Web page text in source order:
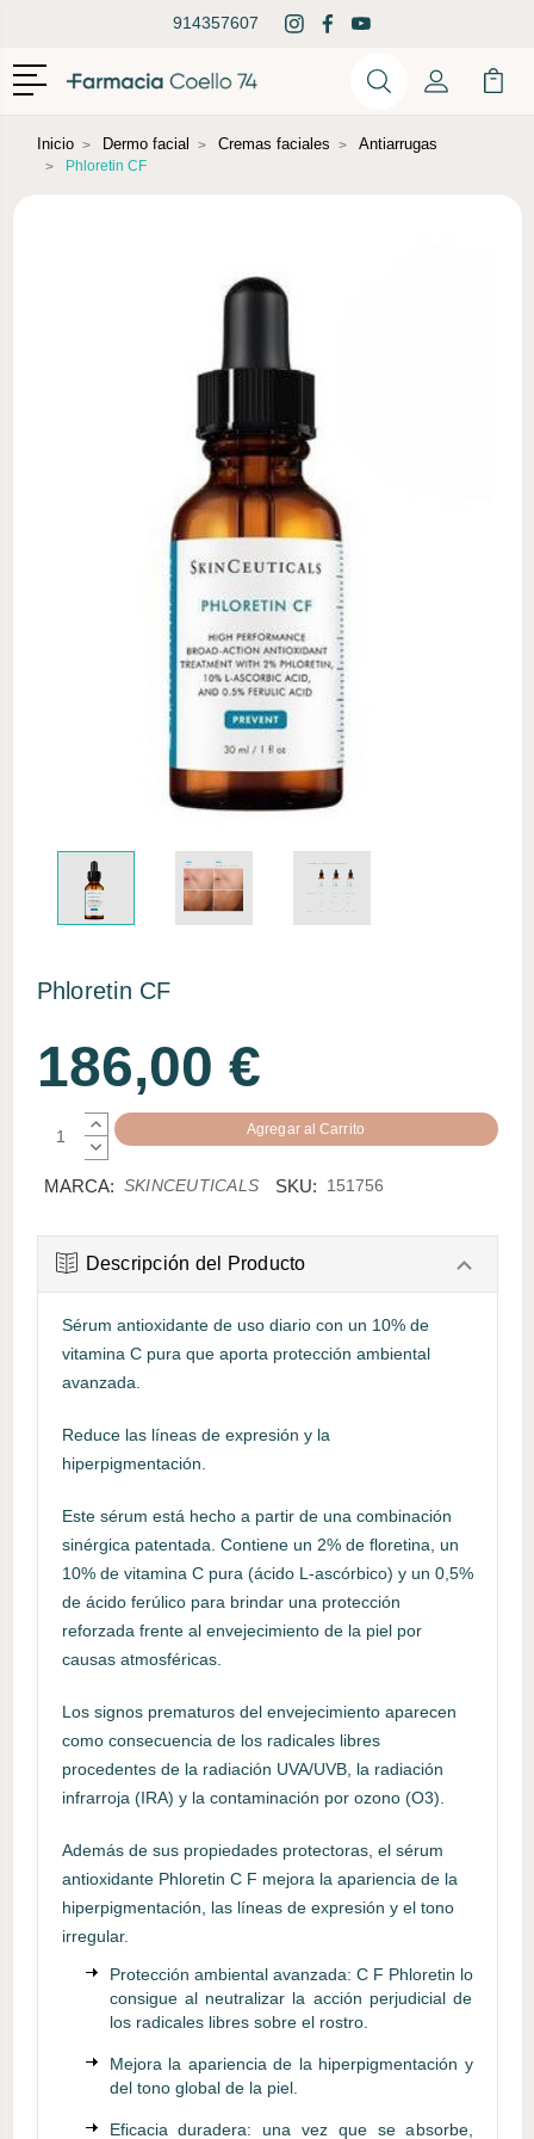
914357607
Menú
BuscarMi Cuenta
Mi
Inicio Dermo facial Cremas faciales Antiarrugas
Phloretin CF
Phloretin CF
186,00 €
AUMENTAR
CANTIDAD:
DISMINUIR
MARCA: SKINCEUTICALS SKU: 151756
Descripción del Producto
Sérum antioxidante de uso diario con un 10% de
vitamina C pura que aporta protección ambiental
avanzada.
Reduce las líneas de expresión y la
hiperpigmentación.
Este sérum está hecho a partir de una combinación
sinérgica patentada. Contiene un 2% de floretina, un
10% de vitamina C pura (ácido L-ascórbico) y un 0,5%
de ácido ferúlico para brindar una protección
reforzada frente al envejecimiento de la piel por
causas atmosféricas.
Los signos prematuros del envejecimiento aparecen
como consecuencia de los radicales libres
procedentes de la radiación UVA/UVB, la radiación
infrarroja (IRA) y la contaminación por ozono (O3).
Además de sus propiedades protectoras, el sérum
antioxidante Phloretin C F mejora la apariencia de la
hiperpigmentación, las líneas de expresión y el tono
irregular.
Protección ambiental avanzada: C F Phloretin lo
consigue al neutralizar la acción perjudicial de
los radicales libres sobre el rostro.
Mejora la apariencia de la hiperpigmentación y
del tono global de la piel.
Eficacia duradera: una vez que se absorbe,